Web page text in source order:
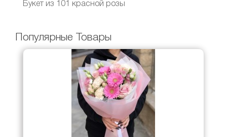
Букет из 101 красной розы
Популярные Товары